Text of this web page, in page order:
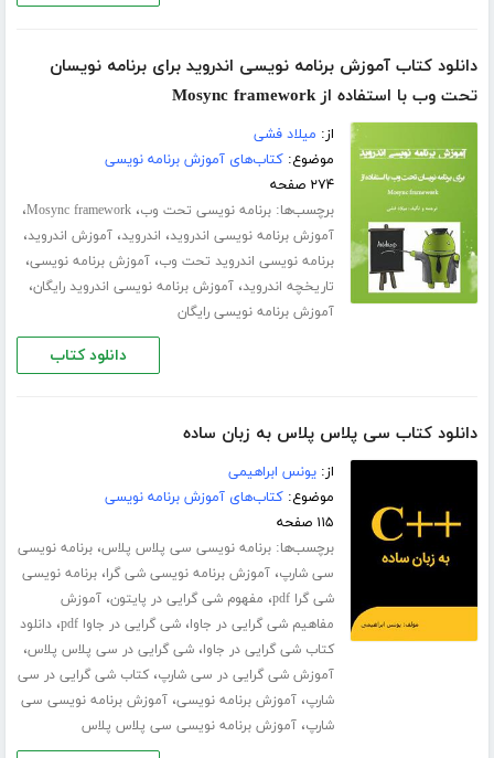
دانلود کتاب آموزش برنامه نویسی اندروید برای برنامه نویسان
تحت وب با استفاده از Mosync framework
از: میلاد فشی
موضوع:کتاب‌های آموزش برنامه نویسی
۲۷۴ صفحه
برچسب‌ها:برنامه نویسی تحت وب،Mosync framework،
آموزش برنامه نویسی اندروید، اندروید،آموزش اندروید،
برنامه نویسی اندروید تحت وب،آموزش برنامه نویسی،
تاریخچه اندروید،آموزش برنامه نویسی اندروید رایگان،
آموزش برنامه نویسی رایگان
دانلود کتاب
دانلود کتاب سی پلاس پلاس به زبان ساده
از:یونس ابراهیمی
موضوع:کتاب‌های آموزش برنامه نویسی
۱۱۵ صفحه
برچسب‌ها:برنامه نویسی سی پلاس پلاس،برنامه نویسی
سی شارپ،آموزش برنامه نویسی شی گرا،برنامه نویسی
شی گرا pdf
، مفهوم شی گرایی در پایتون،آموزش
مفاهیم شی گرایی در جاوا،شی گرایی در جاوا pdf ،دانلود
کتاب شی گرایی در جاوا،شی گرایی در سی پلاس پلاس،
آموزش شی گرایی در سی شارپ،کتاب شی گرایی در سی
شارپ،آموزش برنامه نویسی،آموزش برنامه ­نویسی سی
شارپ،آموزش برنامه نویسی سی پلاس پلاس